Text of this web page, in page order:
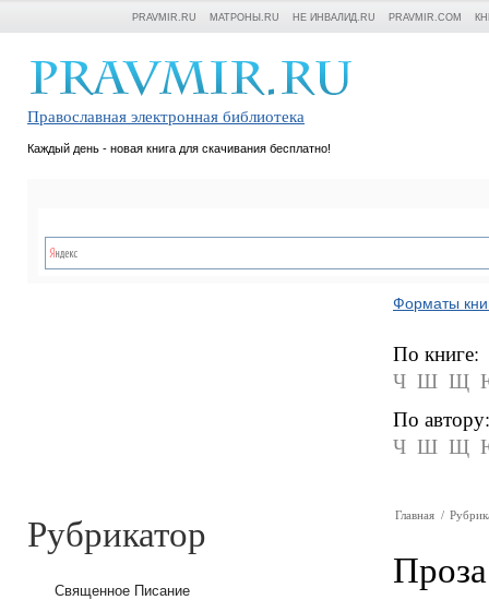
PRAVMIR.RU МАТРОНЫ.RU НЕ ИНВАЛИД.RU PRAVMIR.COM
Православная электронная библиотека
Каждый день - новая книга для скачивания бесплатно!
Форматы
По книге:
Ч Ш Щ
По автору:
Ч Ш Щ
Рубрикатор
Священное Писание
Главная /
Проза